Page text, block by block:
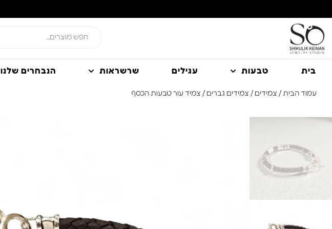
בית טבעות עגילים שרשראות הנבחרים שלנו
עמוד הבית / צמידים / צמידים גברים / צמיד עור טבעות הכסף